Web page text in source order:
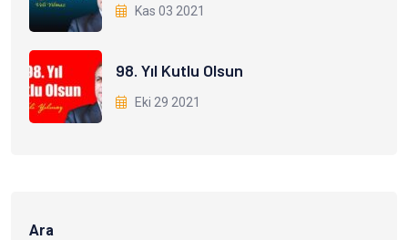
Kas 03 2021
98. Yıl Kutlu Olsun
Eki 29 2021
Ara